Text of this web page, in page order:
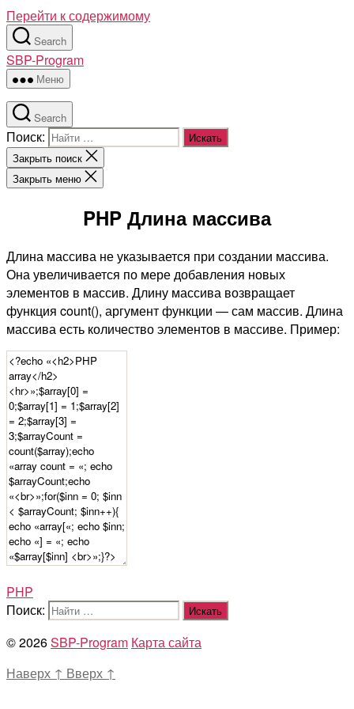
Перейти к содержимому
Search
SBP-Program
Меню
Search
Поиск:
Закрыть поиск
Закрыть меню
PHP Длина массива
Длина массива не указывается при создании массива.
Она увеличивается по мере добавления новых
элементов в массив. Длину массива возвращает
функция count(), аргумент функции — сам массив. Длина
массива есть количество элементов в массиве. Пример:
PHP
Поиск:
© 2026SBP-Program Карта сайта
Наверх ↑ Вверх ↑